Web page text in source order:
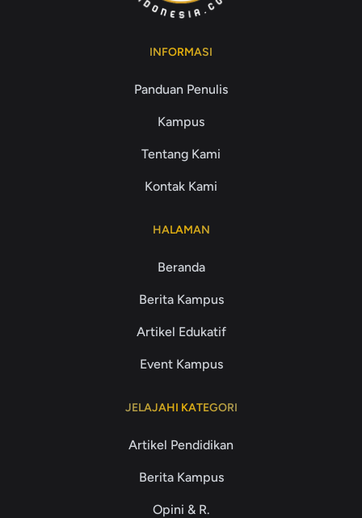
INFORMASI
Panduan Penulis
Kampus
Tentang Kami
Kontak Kami
HALAMAN
Beranda
Berita Kampus
Artikel Edukatif
Event Kampus
JELAJAHI KATEGORI
Artikel Pendidikan
Berita Kampus
Opini & R.